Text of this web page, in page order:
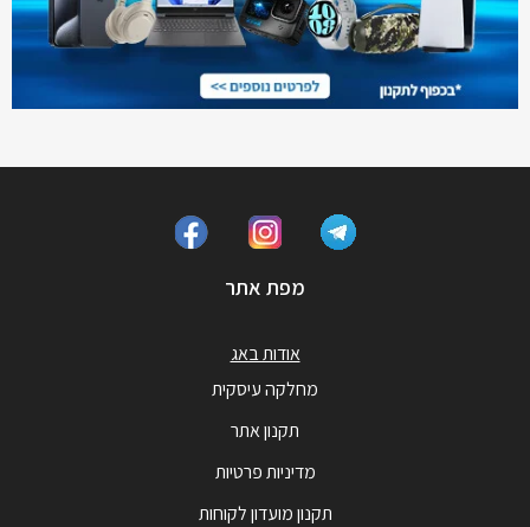
מפת אתר
אודות באג
מחלקה עיסקית
תקנון אתר
מדיניות פרטיות
תקנון מועדון לקוחות